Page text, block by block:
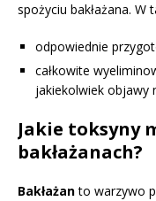
spożyciu bakłażana.
odpowiednie
całkowite
jakiekolwiek objawy
Jakie toksyny
bakłażanach?
Bakłażanto warzywo